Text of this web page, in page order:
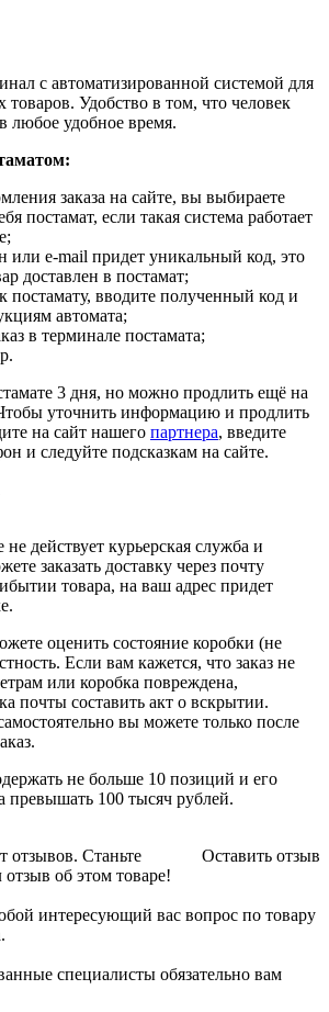
с автоматизированной системой для
товаров. Удобство в том, что человек
любое удобное время.
заказа на сайте, вы выбираете
постамат, если такая система работает
или e-mail придет уникальный код, это
доставлен в постамат;
постамату, вводите полученный код и
автомата;
в терминале постамата;
3 дня, но можно продлить ещё на
уточнить информацию и продлить
на сайт нашего партнера, введите
и следуйте подсказкам на сайте.
действует курьерская служба и
заказать доставку через почту
товара, на ваш адрес придет
оценить состояние коробки (не
Если вам кажется, что заказ не
или коробка повреждена,
почты составить акт о вскрытии.
вы можете только после
не больше 10 позиций и его
превышать 100 тысяч рублей.
Оставить отзыв
отзывов. Станьте
об этом товаре!
интересующий вас вопрос по товару
специалисты обязательно вам